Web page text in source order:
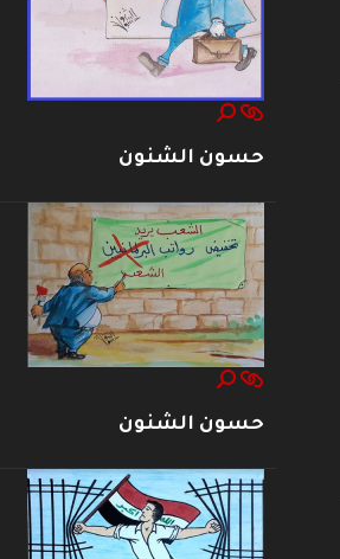
حسون الشنون
حسون الشنون